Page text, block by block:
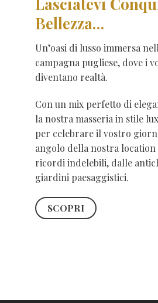
Bellezza…
Un’oasi di lusso immersa
campagna pugliese, dove i
diventano realtà.
Con un mix perfetto di
la nostra masseria in stile
per celebrare il vostro
angolo della nostra
ricordi indelebili, dalle
giardini paesaggistici.
SCOPRI